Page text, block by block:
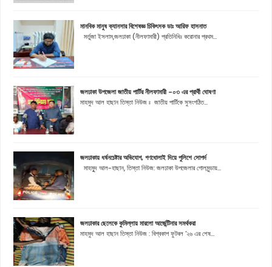
মানবিক মানুষ ক্যানসার বিশেষজ্ঞ চিকিৎসক ডাঃ আরিফ হাসনাত
মর্তুজা ইসলাম,জলঢাকা (নীলফামারী) প্রতিনিধিঃ করোনার প্রথম...
জলঢাকা উপজেলা জাতীয় পার্টির নীলফামারী -০৩ এর প্রার্থী ঘোষণা
মাহমুদ আল হাছান তিস্তা নিউজ ঃ জাতীয় পার্টিকে সুসংগঠিত...
জলঢাকায় ধর্ষনচেষ্টার অভিযোগ, গণধোলাই দিয়ে পুলিশে সোপর্দ
মাহমুূদ আল-হাছান, তিস্তা নিউজ: জলঢাকা উপজেলার গোলমুন্ডায়...
জলঢাকার ছেলেকে কুমিল্লায় মারলো আর্জেন্টিনার সমর্থকরা
মাহমুদ আল হাছান তিস্তা নিউজ : বিশ্বকাপ ফুটবল '২৬ এর শেষ...